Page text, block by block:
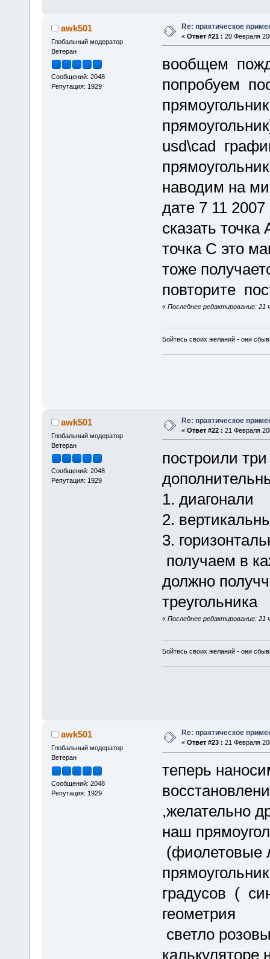
awk501
Глобальный модератор
Ветеран
Сообщений: 2048
Репутация: 1929
Re: практическое
« Ответ #21 : 20 Февраля
вообщем
попробуем
usd\cad
наводим на
дате 7 11
сказать
точка С это
тоже
повторите
« Последнее редактирование: 21
Бойтесь своих желаний - они
awk501
Глобальный модератор
Ветеран
Сообщений: 2048
Репутация: 1929
Re: практическое
« Ответ #22 : 21 Февраля
построили
1. диагонали
2.
3.
получаем в
должно
треугольника
« Последнее редактирование: 21
Бойтесь своих желаний - они
awk501
Глобальный модератор
Ветеран
Сообщений: 2048
Репутация: 1929
Re: практическое
« Ответ #23 : 21 Февраля
теперь
,желательно
наш
(фиолетовые
градусов (
геометрия
светло
калькуляторе